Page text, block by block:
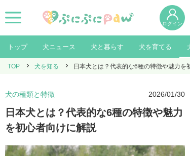
ログイン
トップ 犬ニュース 犬と暮らす 犬を育てる
TOP 犬を知る 日本犬とは？代表的な6種の特徴や魅力を
犬の種類と特徴 2026/01/30
日本犬とは？代表的な6種の特徴や魅力
を初心者向けに解説